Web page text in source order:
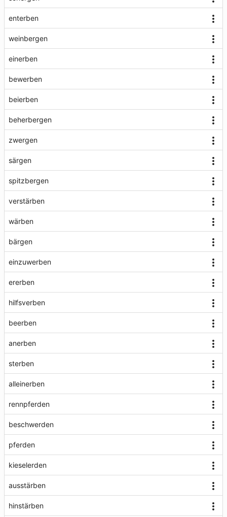
enterben
weinbergen
einerben
bewerben
beierben
beherbergen
zwergen
särgen
spitzbergen
verstärben
wärben
bärgen
einzuwerben
ererben
hilfsverben
beerben
anerben
sterben
alleinerben
rennpferden
beschwerden
pferden
kieselerden
ausstärben
hinstärben